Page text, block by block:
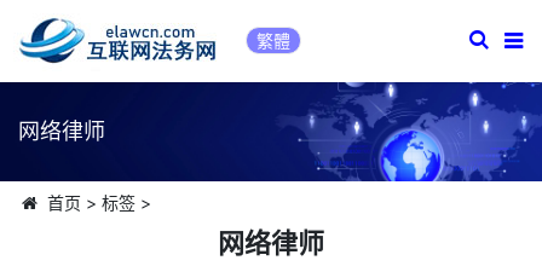
繁體
网络律师
首页 > 标签>
网络律师